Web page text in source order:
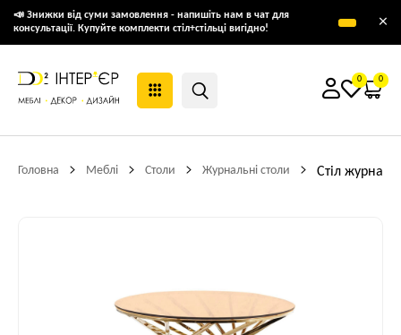
📣 Знижки від суми замовлення - напишіть нам в чат для
консультації. Купуйте комплекти стіл+стільці вигідно!
×
0 0
Головна Меблі Столи Журнальні столи Стіл